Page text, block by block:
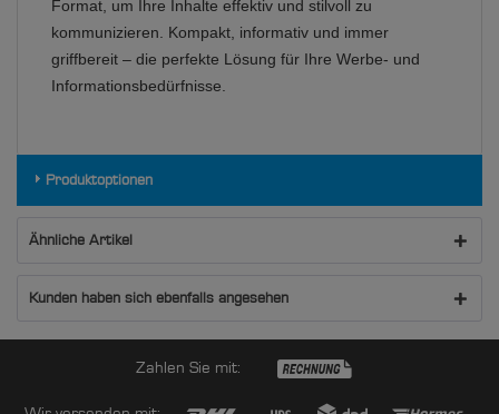
Format, um Ihre Inhalte effektiv und stilvoll zu
kommunizieren. Kompakt, informativ und immer
griffbereit – die perfekte Lösung für Ihre Werbe- und
Informationsbedürfnisse.
Produktoptionen
Ähnliche Artikel
Kunden haben sich ebenfalls angesehen
Zahlen Sie mit: